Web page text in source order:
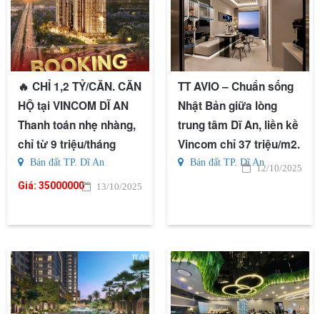
🔥 CHỈ 1,2 TỶ/CĂN. CĂN
HỘ tại VINCOM DĨ AN
Thanh toán nhẹ nhàng,
chỉ từ 9 triệu/tháng
Bán đất TP. Dĩ An
Giá: 35000000 13/10/2025
TT AVIO – Chuẩn sống
Nhật Bản giữa lòng
trung tâm Dĩ An, liền kề
Vincom chỉ 37 triệu/m2.
Bán đất TP. Dĩ An
12/10/2025